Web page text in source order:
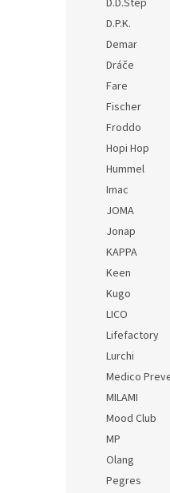
D.D.Step
D.P.K.
Demar
Dráče
Fare
Fischer
Froddo
Hopi Hop
Hummel
Imac
JOMA
Jonap
KAPPA
Keen
Kugo
LICO
Lifefactory
Lurchi
Medico
MILAMI
Mood Club
MP
Olang
Pegres